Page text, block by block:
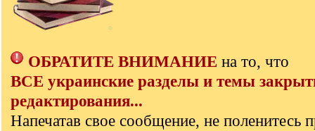
ОБРАТИТЕ ВНИМАНИЕ на то, что
ВСЕ украинские разделы и темы
редактирования...
Напечатав свое сообщение, не поленитесь